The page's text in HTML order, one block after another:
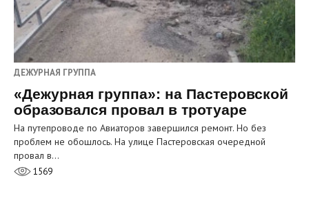
ДЕЖУРНАЯ ГРУППА
«Дежурная группа»: на Пастеровской
образовался провал в тротуаре
На путепроводе по Авиаторов завершился ремонт. Но без
проблем не обошлось. На улице Пастеровская очередной
провал в…
1569